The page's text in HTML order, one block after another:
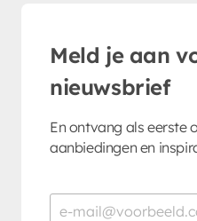
Meld je aan
nieuwsbrief
En ontvang als eerste
aanbiedingen en